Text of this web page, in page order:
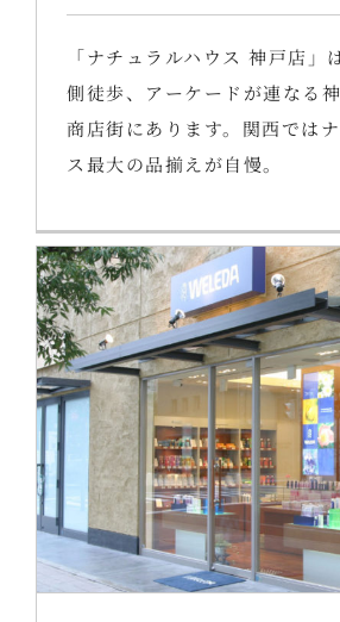
「ナチュラルハウス 神戸店」
側徒歩、アーケードが連なる
商店街にあります。関西では
ス最大の品揃えが自慢。